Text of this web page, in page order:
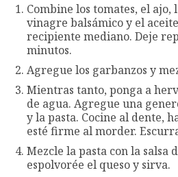
Combine los tomates, el ajo,
vinagre balsámico y el
recipiente mediano. Deje
minutos.
Agregue los garbanzos y
Mientras tanto, ponga a
de agua. Agregue una
y la pasta. Cocine al dente,
esté firme al morder.
Mezcle la pasta con la salsa
espolvorée el queso y sirva.